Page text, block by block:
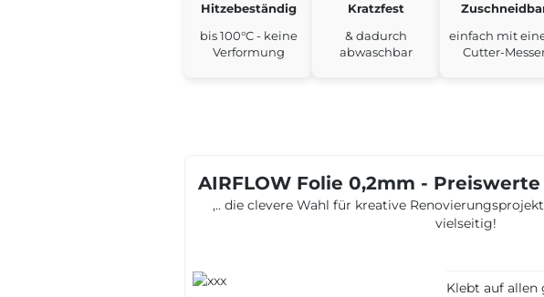
Hitzebeständig
bis 100°C - keine
Verformung
Kratzfest
& dadurch
abwaschbar
einfach mit
Cutter-
AIRFLOW Folie 0,2mm -
,.. die clevere Wahl für kreative
vielseitig!
Klebt auf